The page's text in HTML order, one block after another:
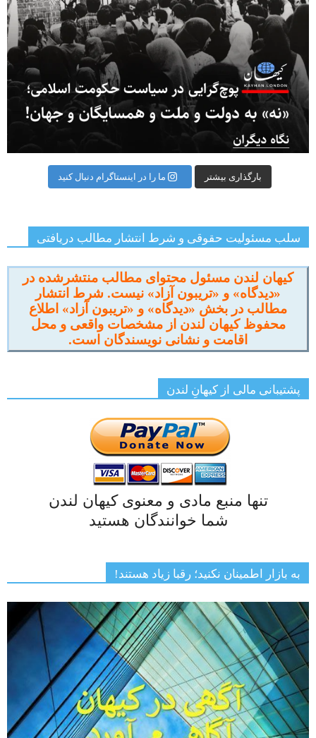
بارگذاری بیشتر ما را در اینستاگرام دنبال کنید
سلب مسئولیت حقوقی و شرط انتشار مطالب دریافتی
کیهان لندن مسئول محتوای مطالب منتشرشده در
«دیدگاه» و «تریبون آزاد» نیست. شرط انتشار
مطالب در بخش «دیدگاه» و «تریبون آزاد» اطلاع
محفوظ کیهان لندن از مشخصات واقعی و محل
اقامت و نشانی نویسندگان است.
پشتیبانی مالی از کیهانِ لندن
تنها منبع مادی و معنوی کیهان لندن
شما خوانندگان هستید
به بازار اطمینان نکنید؛ رقبا زیاد هستند!